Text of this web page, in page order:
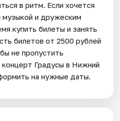
в ритм. Если хочется
музыкой и дружеским
купить билеты и занять
билетов от 2500 рублей
не пропустить
Градусы в Нижний
на нужные даты.